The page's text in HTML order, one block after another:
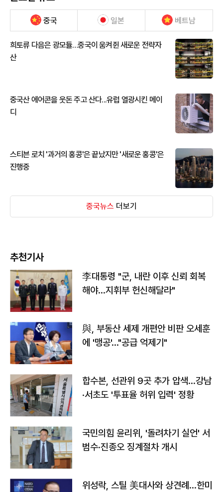
중국 일본 베트남
희토류 다음은 광모듈…중국이 움켜쥔 새로운 전략자
산
중국산 에어콘을 웃돈 주고 산다...유럽 열광시킨 메이
디
스티븐 로치 '과거의 홍콩'은 끝났지만 '새로운 홍콩'은
진행중
중국뉴스 더보기
추천기사
李대통령 "군, 내란 이후 신뢰 회복
해야…지휘부 헌신해달라"
與, 부동산 세제 개편안 비판 오세훈
에 '맹공'…"공급 억제기"
합수본, 선관위 9곳 추가 압색…강남
·서초도 '투표율 허위 입력' 정황
국민의힘 윤리위, '돌려차기 실언' 서
범수·진종오 징계절차 개시
위성락, 스틸 美대사와 상견례…한미